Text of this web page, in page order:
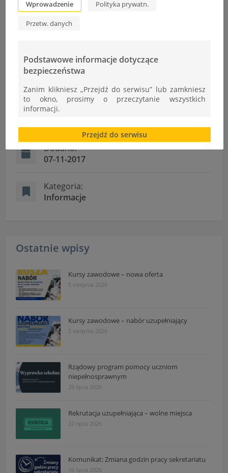
Konkurs recytatorski poezji patriotycznej
Informacje
Autor:
Dodano:
07-11-2017
Kategoria:
Informacje
Ostatnie wpisy
Kursy zawodowe – nowa oferta
5 sierpnia 2026
Kursy zawodowe – nabór uzupełniający
5 sierpnia 2026
Rządowy program pomocy uczniom
niepełnosprawnym
29 lipca 2026
Rekrutacja uzupełniająca – wolne miejsca
22 lipca 2026
Komunikat: Zmiana godzin pracy sekretariatu
16 lipca 2026
Wprowadzenie Polityka prywatn.
Przetw. danych
Podstawowe informacje dotyczące
bezpieczeństwa
Zanim klikniesz „Przejdź do serwisu” lub zamkniesz
to okno, prosimy o przeczytanie wszystkich
informacji.
Brak zgody bądź ograniczenie funkcjonalności plików
cookies lub local storage, może utrudnić lub
uniemożliwić korzystanie z Serwisu.
Informacje dotyczące polityki prywatności oraz
czas w sekcji
"Nasza szkoła" > "Bezpieczeństwo"
Przejdź do serwisu